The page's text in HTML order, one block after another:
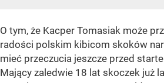
O tym, że Kacper Tomasiak może
radości polskim kibicom skoków
mieć przeczucia jeszcze przed
Mający zaledwie 18 lat skoczek już